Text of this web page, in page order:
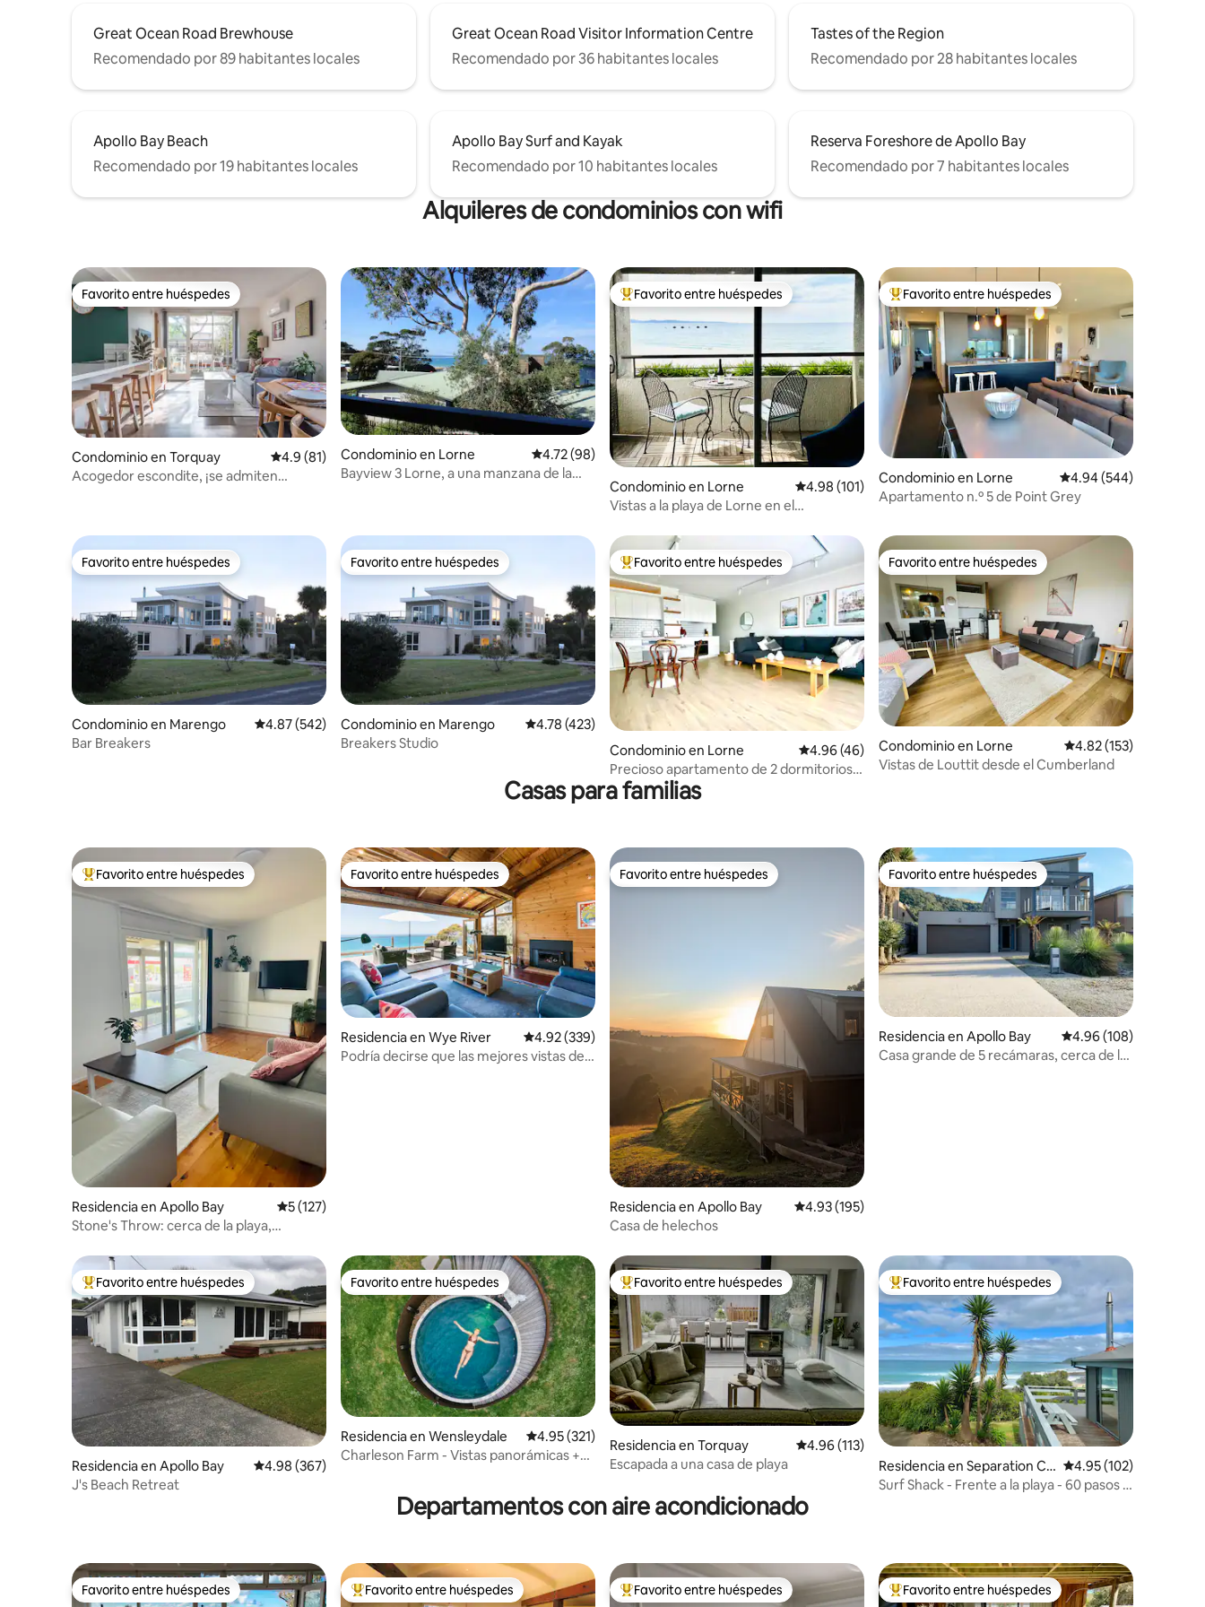
Great Ocean Road Brewhouse
Recomendado por 89 habitantes locales
Great Ocean Road Visitor Information Centre
Recomendado por 36 habitantes locales
Tastes of the Region
Recomendado por 28 habitantes locales
Apollo Bay Beach
Recomendado por 19 habitantes locales
Apollo Bay Surf and Kayak
Recomendado por 10 habitantes locales
Reserva Foreshore de Apollo Bay
Recomendado por 7 habitantes locales
Alquileres de condominios con wifi
Favorito entre huéspedes
Favorito entre huéspedes
Condominio en Torquay Calificación promedio: 4.9 de 5; 81 evaluaciones
4.9 (81)
Acogedor escondite, ¡se admiten
Condominio en Lorne Calificación promedio: 4.72 de 5; 98 evaluaciones
4.72 (98)
Bayview 3 Lorne, a una manzana de la
De los mejores en Favorito entre huéspedes
Favorito entre huéspedes
Condominio en Lorne Calificación promedio: 4.98 de 5; 101 evaluaciones
4.98 (101)
Vistas a la playa de Lorne en el
De los mejores en Favorito entre huéspedes
Favorito entre huéspedes
Condominio en Lorne Calificación promedio:
4.94 (544)
Apartamento n.º 5 de Point Grey
Favorito entre huéspedes
Favorito entre huéspedes
Condominio en Marengo Calificación promedio: 4.87 de 5; 542 evaluaciones
4.87 (542)
Bar Breakers
Favorito entre huéspedes
Favorito entre huéspedes
Condominio en Marengo Calificación promedio: 4.78 de 5; 423 evaluaciones
4.78 (423)
Breakers Studio
De los mejores en Favorito entre huéspedes
Favorito entre huéspedes
Condominio en Lorne Calificación promedio: 4.96 de 5; 46 evaluaciones
4.96 (46)
Precioso apartamento de 2 dormitorios
en el corazón de Lorne.
Favorito entre huéspedes
Favorito entre huéspedes
Condominio en Lorne Calificación promedio:
4.82 (153)
Vistas de Louttit desde el Cumberland
Casas para familias
De los mejores en Favorito entre huéspedes
Favorito entre huéspedes
Residencia en Apollo Bay Calificación promedio: 5 de 5; 127 evaluaciones
5 (127)
Stone's Throw: cerca de la playa,
Favorito entre huéspedes
Favorito entre huéspedes
Residencia en Wye River Calificación promedio: 4.92 de 5; 339 evaluaciones
4.92 (339)
Podría decirse que las mejores vistas de
Favorito entre huéspedes
Favorito entre huéspedes
Residencia en Apollo Bay Calificación promedio: 4.93 de 5; 195 evaluaciones
4.93 (195)
Casa de helechos
Favorito entre huéspedes
Favorito entre huéspedes
Residencia en Apollo Bay Calificación promedio:
4.96 (108)
Casa grande de 5 recámaras, cerca de la
De los mejores en Favorito entre huéspedes
Favorito entre huéspedes
Residencia en Apollo Bay Calificación promedio: 4.98 de 5; 367 evaluaciones
4.98 (367)
J's Beach Retreat
Favorito entre huéspedes
Favorito entre huéspedes
Residencia en Wensleydale Calificación promedio: 4.95 de 5; 321 evaluaciones
4.95 (321)
Charleson Farm - Vistas panorámicas +
De los mejores en Favorito entre huéspedes
Favorito entre huéspedes
Residencia en Torquay Calificación promedio: 4.96 de 5; 113 evaluaciones
4.96 (113)
Escapada a una casa de playa
De los mejores en Favorito entre huéspedes
Favorito entre huéspedes
Residencia en Separation Cr
eek
Calificación promedio:
4.95 (102)
Surf Shack - Frente a la playa - 60 pasos a
Departamentos con aire acondicionado
Favorito entre huéspedes
Favorito entre huéspedes De los mejores en Favorito entre huéspedes
Favorito entre huéspedes De los mejores en Favorito entre huéspedes
Favorito entre huéspedes De los mejores en Favorito entre huéspedes
Favorito entre huéspedes